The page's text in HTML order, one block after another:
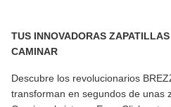
TUS INNOVADORAS
CAMINAR
Descubre los revolucionarios
transforman en segundos de unas